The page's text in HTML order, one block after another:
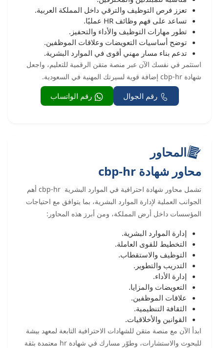
تعزز فرص التوظيف والترقي داخل المملكة العربية.
تساعد على فهم وظائف HR عمليًا.
تطور مهارات التوظيف والأداء والتحفيز.
توضح أساسيات التعويضات وعلاقات الموظفين.
تدعم بناء مسار مهني أقوى في الموارد البشرية.
استثمر في نفسك الآن عبر منصة متقن الرقمية للتعليم، واجعل
شهادة cbp-hr إضافة قوية لسيرتك المهنية في السعودية.
رقم الجوال رقم الواتساب
المحاور
محاور شهادة cbp-hr
تشمل محاور شهادة احترافية في الموارد البشرية cbp-hr أهم
الجوانب العملية لإدارة الموارد البشرية، بما يتوافق مع احتياجات
المؤسسات داخل أرض المملكة، ومن أبرز هذه المحاور:
إدارة الموارد البشرية.
التخطيط للقوى العاملة.
التوظيف والاستقطاب.
التدريب والتطوير.
إدارة الأداء.
التعويضات والمزايا.
علاقات الموظفين.
الثقافة التنظيمية.
القوانين والأخلاقيات.
ابدأ الآن مع منصة متقن للشهادات الاحترافية التابعة لمعهد بيشة
للبحوث والاستشارات، وطوّر مسارك في شهادة hr معتمدة بثقة